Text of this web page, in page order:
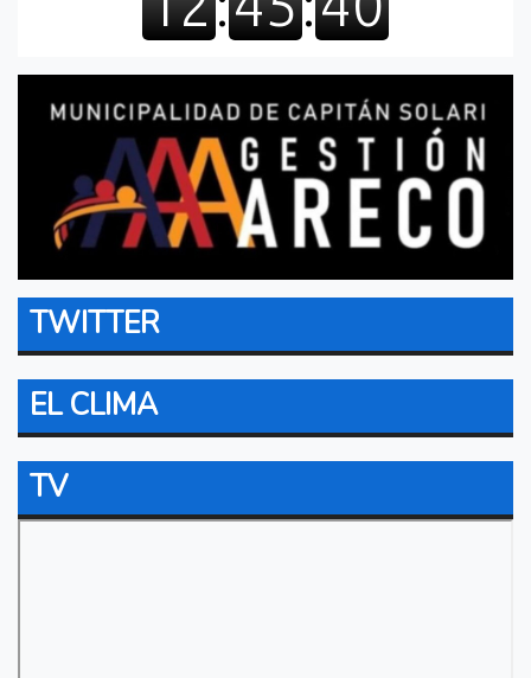
TWITTER
EL CLIMA
TV